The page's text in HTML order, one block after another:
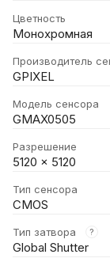
Цветность
Монохромная
Производитель
GPIXEL
Модель сенсора
GMAX0505
Разрешение
5120 x 5120
Тип сенсора
CMOS
Тип затвора ?
Global Shutter